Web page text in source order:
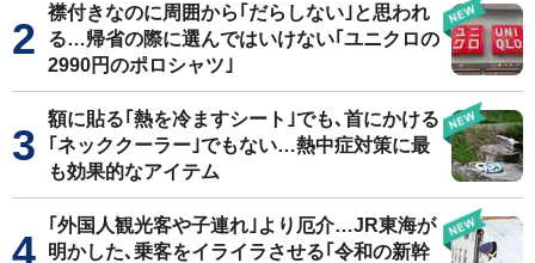
襟付きなのに周囲から｢だらしない｣と思われ
る…帰省の際に選んではいけない｢ユニクロの
2990円のポロシャツ｣
額に貼る｢熱を冷ますシート｣でも､首にかける
｢ネッククーラー｣でもない…熱中症対策に最
も効果的なアイテム
｢外国人観光客や子連れ｣より厄介…JR東海が
明かした､乗客をイライラさせる｢令和の新幹